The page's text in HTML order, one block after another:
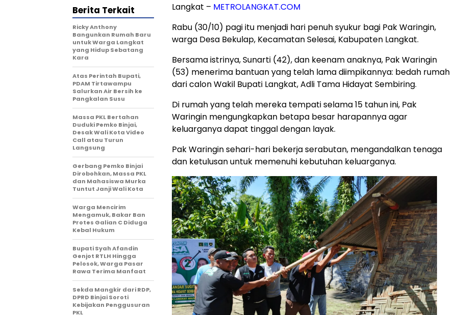
Langkat – METROLANGKAT.COM
Rabu (30/10) pagi itu menjadi hari penuh syukur bagi Pak Waringin,
warga Desa Bekulap, Kecamatan Selesai, Kabupaten Langkat.
Bersama istrinya, Sunarti (42), dan keenam anaknya, Pak Waringin
(53) menerima bantuan yang telah lama diimpikannya: bedah rumah
dari calon Wakil Bupati Langkat, Adli Tama Hidayat Sembiring.
Di rumah yang telah mereka tempati selama 15 tahun ini, Pak
Waringin mengungkapkan betapa besar harapannya agar
keluarganya dapat tinggal dengan layak.
Pak Waringin sehari-hari bekerja serabutan, mengandalkan tenaga
dan ketulusan untuk memenuhi kebutuhan keluarganya.
Berita Terkait
Ricky Anthony
Bangunkan Rumah Baru
untuk Warga Langkat
yang Hidup Sebatang
Kara
Atas Perintah Bupati,
PDAM Tirtawampu
Salurkan Air Bersih ke
Pangkalan Susu
Massa PKL Bertahan
Duduki Pemko Binjai,
Desak Wali Kota Video
Call atau Turun
Langsung
Gerbang Pemko Binjai
Dirobohkan, Massa PKL
dan Mahasiswa Murka
Tuntut Janji Wali Kota
Warga Mencirim
Mengamuk, Bakar Ban
Protes Galian C Diduga
Kebal Hukum
Bupati Syah Afandin
Genjot RTLH Hingga
Pelosok, Warga Pasar
Rawa Terima Manfaat
Sekda Mangkir dari RDP,
DPRD Binjai Soroti
Kebijakan Penggusuran
PKL